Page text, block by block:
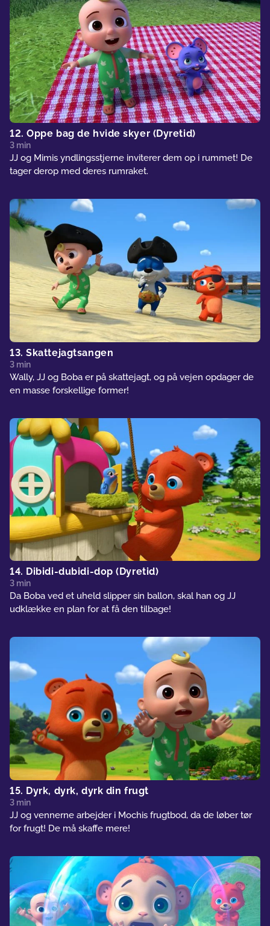
12. Oppe bag de hvide skyer (Dyretid)
3 min
JJ og Mimis yndlingsstjerne inviterer dem op i rummet! De
tager derop med deres rumraket.
13. Skattejagtsangen
3 min
Wally, JJ og Boba er på skattejagt, og på vejen opdager de
en masse forskellige former!
14. Dibidi-dubidi-dop (Dyretid)
3 min
Da Boba ved et uheld slipper sin ballon, skal han og JJ
udklække en plan for at få den tilbage!
15. Dyrk, dyrk, dyrk din frugt
3 min
JJ og vennerne arbejder i Mochis frugtbod, da de løber tør
for frugt! De må skaffe mere!